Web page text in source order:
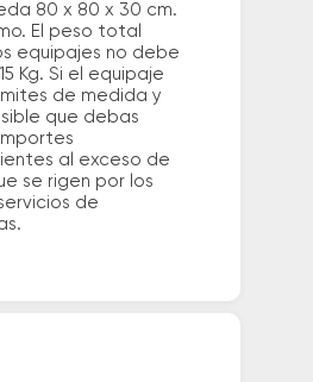
80 x 80 x 30 cm.
El peso total
equipajes no debe
Kg. Si el equipaje
de medida y
que debas
al exceso de
se rigen por los
de